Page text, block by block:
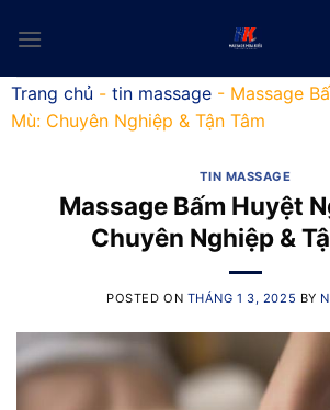
Trang chủ - tin massage - Massage
Mù: Chuyên Nghiệp & Tận Tâm
TIN MASSAGE
Massage Bấm Huyệt
Chuyên Nghiệp &
POSTED ON THÁNG 1 3, 2025 BY